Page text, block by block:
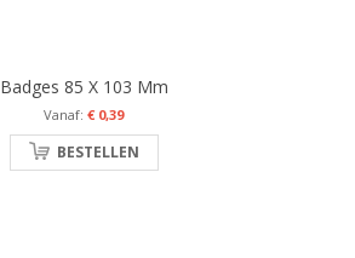
Badges 85 X 103 Mm
€ 0,39
BESTELLEN